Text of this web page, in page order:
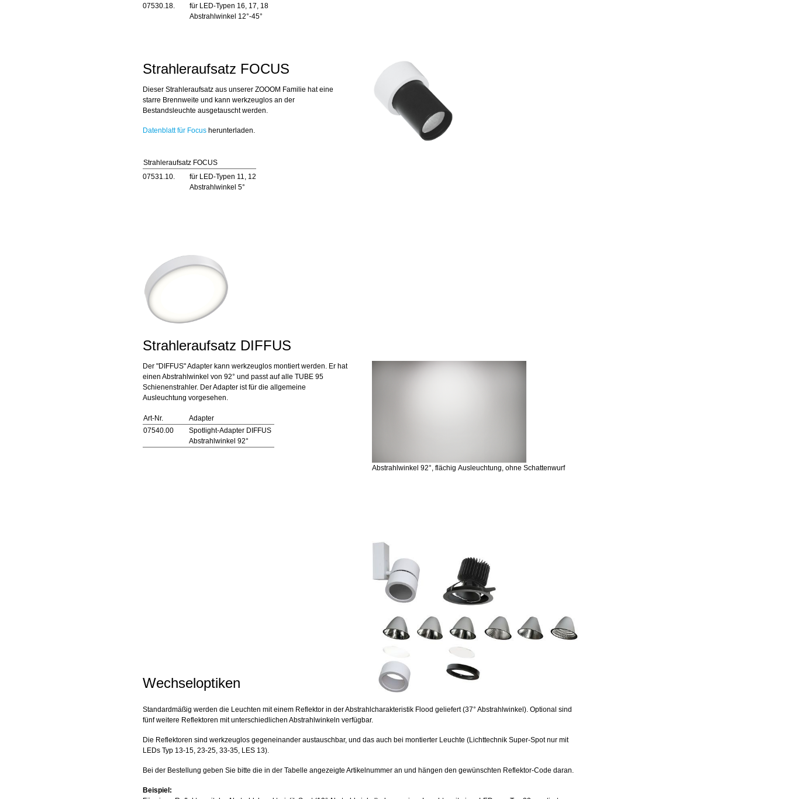
07530.18.
für LED-Typen 16, 17, 18
Abstrahlwinkel 12°-45°
Strahleraufsatz FOCUS
Dieser Strahleraufsatz aus unserer ZOOOM Familie hat eine
starre Brennweite und kann werkzeuglos an der
Bestandsleuchte ausgetauscht werden.
Datenblatt für Focus herunterladen.
Strahleraufsatz FOCUS
07531.10.
für LED-Typen 11, 12
Abstrahlwinkel 5°
Strahleraufsatz DIFFUS
Der "DIFFUS" Adapter kann werkzeuglos montiert werden. Er hat
einen Abstrahlwinkel von 92° und passt auf alle TUBE 95
Schienenstrahler. Der Adapter ist für die allgemeine
Ausleuchtung vorgesehen.
Art-Nr.
Adapter
07540.00
Spotlight-Adapter DIFFUS
Abstrahlwinkel 92°
Abstrahlwinkel 92°, flächig Ausleuchtung, ohne Schattenwurf
Wechseloptiken
Standardmäßig werden die Leuchten mit einem Reflektor in der Abstrahlcharakteristik Flood geliefert (37° Abstrahlwinkel). Optional sind
fünf weitere Reflektoren mit unterschiedlichen Abstrahlwinkeln verfügbar.
Die Reflektoren sind werkzeuglos gegeneinander austauschbar, und das auch bei montierter Leuchte (Lichttechnik Super-Spot nur mit
LEDs Typ 13-15, 23-25, 33-35, LES 13).
Bei der Bestellung geben Sie bitte die in der Tabelle angezeigte Artikelnummer an und hängen den gewünschten Reflektor-Code daran.
Beispiel: